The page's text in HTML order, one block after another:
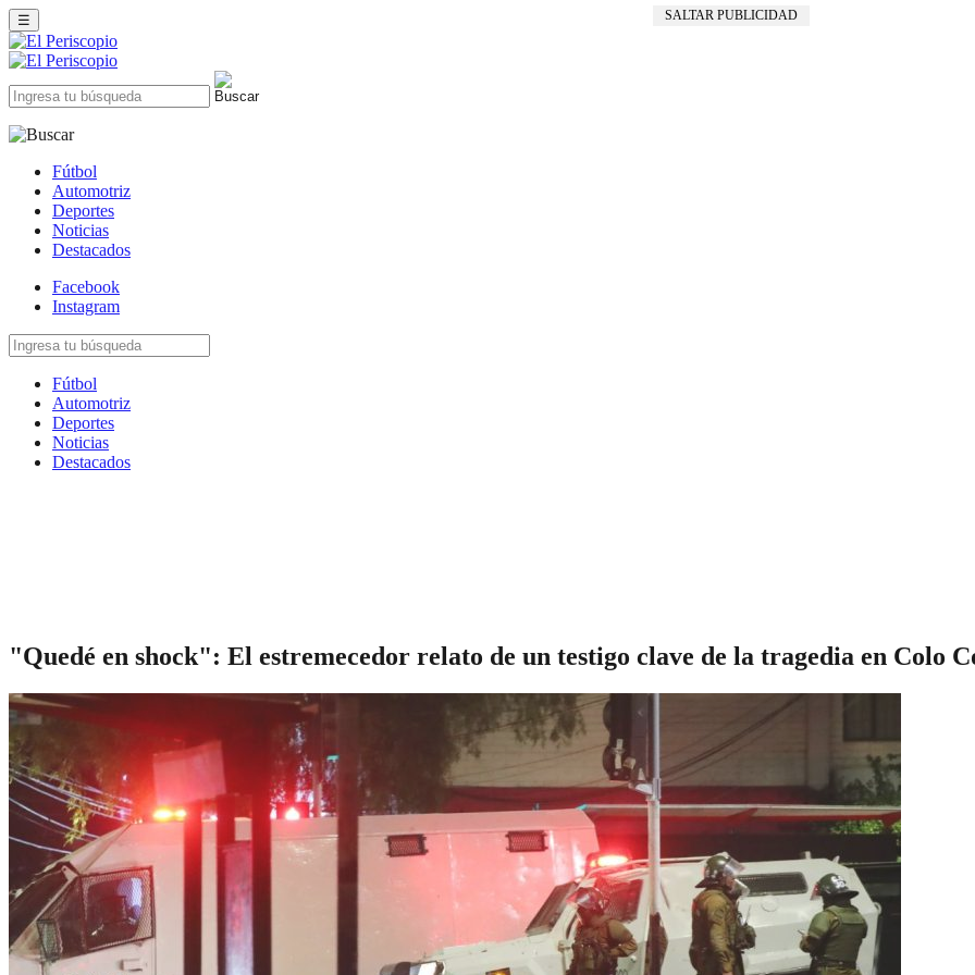
SALTAR PUBLICIDAD
☰
Fútbol
Automotriz
Deportes
Noticias
Destacados
Facebook
Instagram
Fútbol
Automotriz
Deportes
Noticias
Destacados
"Quedé en shock": El estremecedor relato de un testigo clave de la tragedia en Colo